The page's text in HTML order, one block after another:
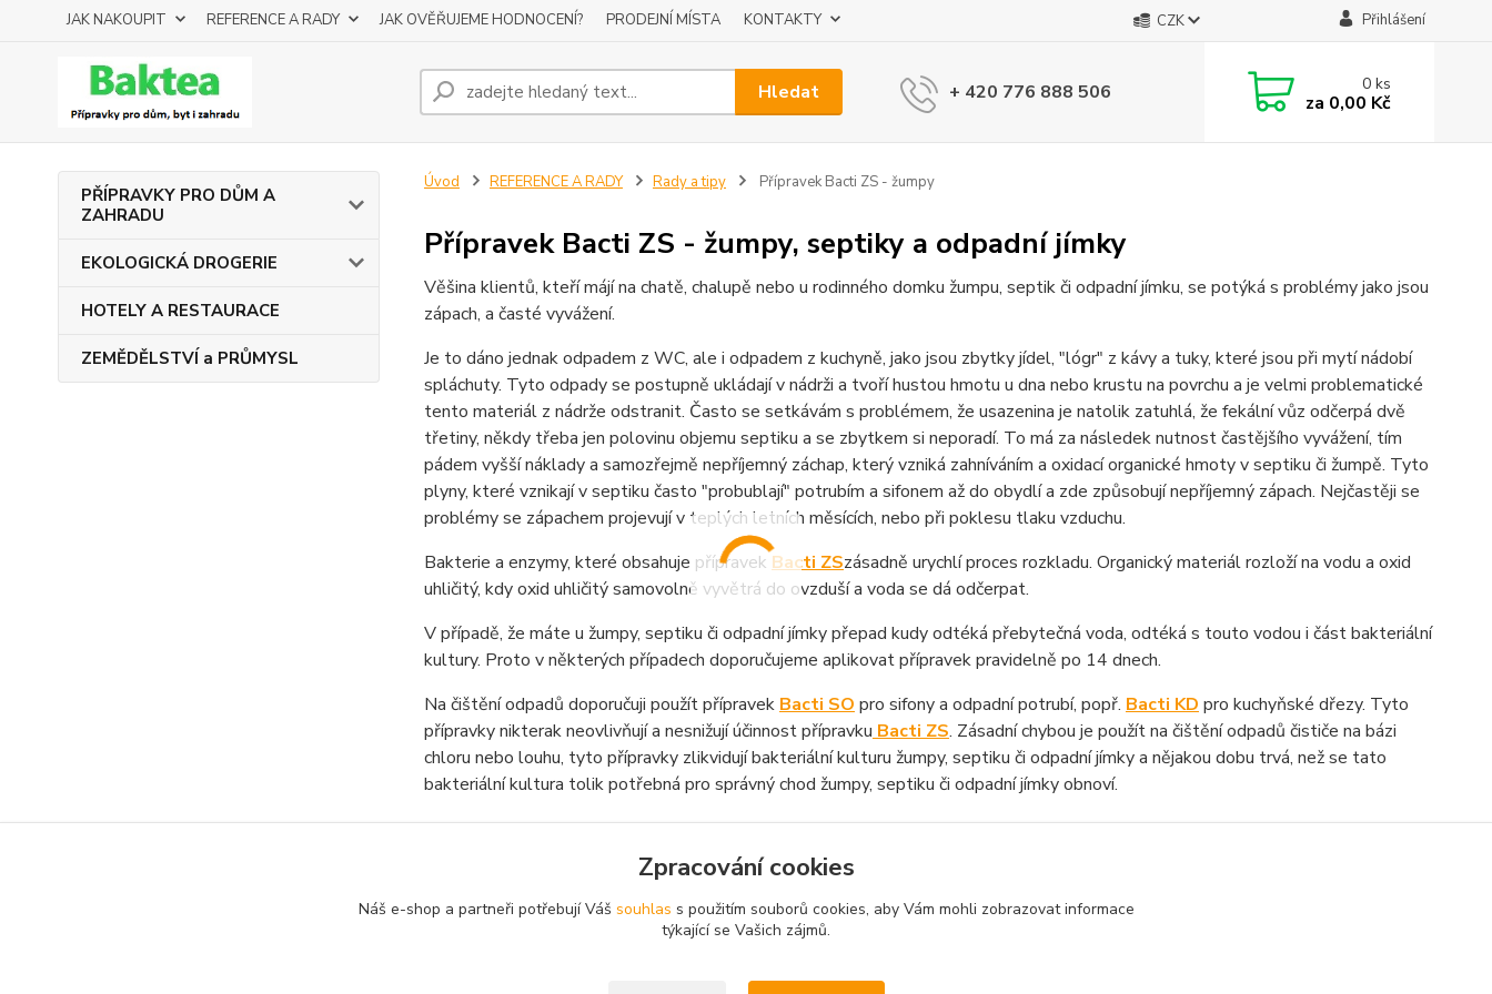
JAK NAKOUPIT REFERENCE A RADY JAK OVĚŘUJEME HODNOCENÍ? PRODEJNÍ MÍSTA KONTAKTY CZK Přihlášení
Hledat + 420 776 888 506 0ks
za 0,00 Kč
PŘÍPRAVKY PRO DŮM A
ZAHRADU
EKOLOGICKÁ DROGERIE
HOTELY A RESTAURACE
ZEMĚDĚLSTVÍ a PRŮMYSL
Úvod REFERENCE A RADY Rady a tipy Přípravek Bacti ZS - žumpy
Přípravek Bacti ZS - žumpy, septiky a odpadní jímky
Věšina klientů, kteří májí na chatě, chalupě nebo u rodinného domku žumpu, septik či odpadní jímku, se potýká s problémy jako jsou
zápach, a časté vyvážení.
Je to dáno jednak odpadem z WC, ale i odpadem z kuchyně, jako jsou zbytky jídel, "lógr" z kávy a tuky, které jsou při mytí nádobí
spláchuty. Tyto odpady se postupně ukládají v nádrži a tvoří hustou hmotu u dna nebo krustu na povrchu a je velmi problematické
tento materiál z nádrže odstranit. Často se setkávám s problémem, že usazenina je natolik zatuhlá, že fekální vůz odčerpá dvě
třetiny, někdy třeba jen polovinu objemu septiku a se zbytkem si neporadí. To má za následek nutnost častějšího vyvážení, tím
pádem vyšší náklady a samozřejmě nepříjemný záchap, který vzniká zahníváním a oxidací organické hmoty v septiku či žumpě. Tyto
plyny, které vznikají v septiku často "probublají" potrubím a sifonem až do obydlí a zde způsobují nepříjemný zápach. Nejčastěji se
problémy se zápachem projevují v teplých letních měsících, nebo při poklesu tlaku vzduchu.
Bakterie a enzymy, které obsahuje přípravek Bacti ZSzásadně urychlí proces rozkladu. Organický materiál rozloží na vodu a oxid
uhličitý, kdy oxid uhličitý samovolně vyvětrá do ovzduší a voda se dá odčerpat.
V případě, že máte u žumpy, septiku či odpadní jímky přepad kudy odtéká přebytečná voda, odtéká s touto vodou i část bakteriální
kultury. Proto v některých případech doporučujeme aplikovat přípravek pravidelně po 14 dnech.
Na čištění odpadů doporučuji použít přípravek Bacti SO pro sifony a odpadní potrubí, popř. Bacti KD pro kuchyňské dřezy. Tyto
přípravky nikterak neovlivňují a nesnižují účinnost přípravku Bacti ZS. Zásadní chybou je použít na čištění odpadů čističe na bázi
chloru nebo louhu, tyto přípravky zlikvidují bakteriální kulturu žumpy, septiku či odpadní jímky a nějakou dobu trvá, než se tato
bakteriální kultura tolik potřebná pro správný chod žumpy, septiku či odpadní jímky obnoví.
Zpracování cookies
Náš e-shop a partneři potřebují Váš souhlas s použitím souborů cookies, aby Vám mohli zobrazovat informace
týkající se Vašich zájmů.